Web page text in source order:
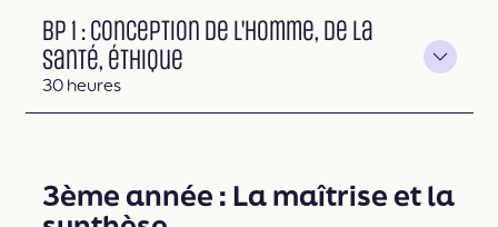
BP 1 : Conception de l'homme, de la
santé, éthique
Durée
30 heures
3ème année : La maîtrise et la